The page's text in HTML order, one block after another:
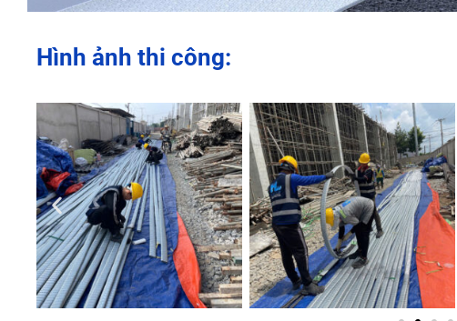
Hình ảnh thi công: